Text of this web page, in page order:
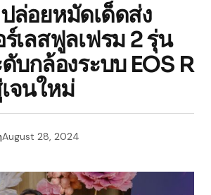
ล่อยหมัดเด็ดส่ง
ร์เลสฟูลเฟรม 2 รุ่น
บกล้องระบบ EOS R
จนใหม่
August 28, 2024